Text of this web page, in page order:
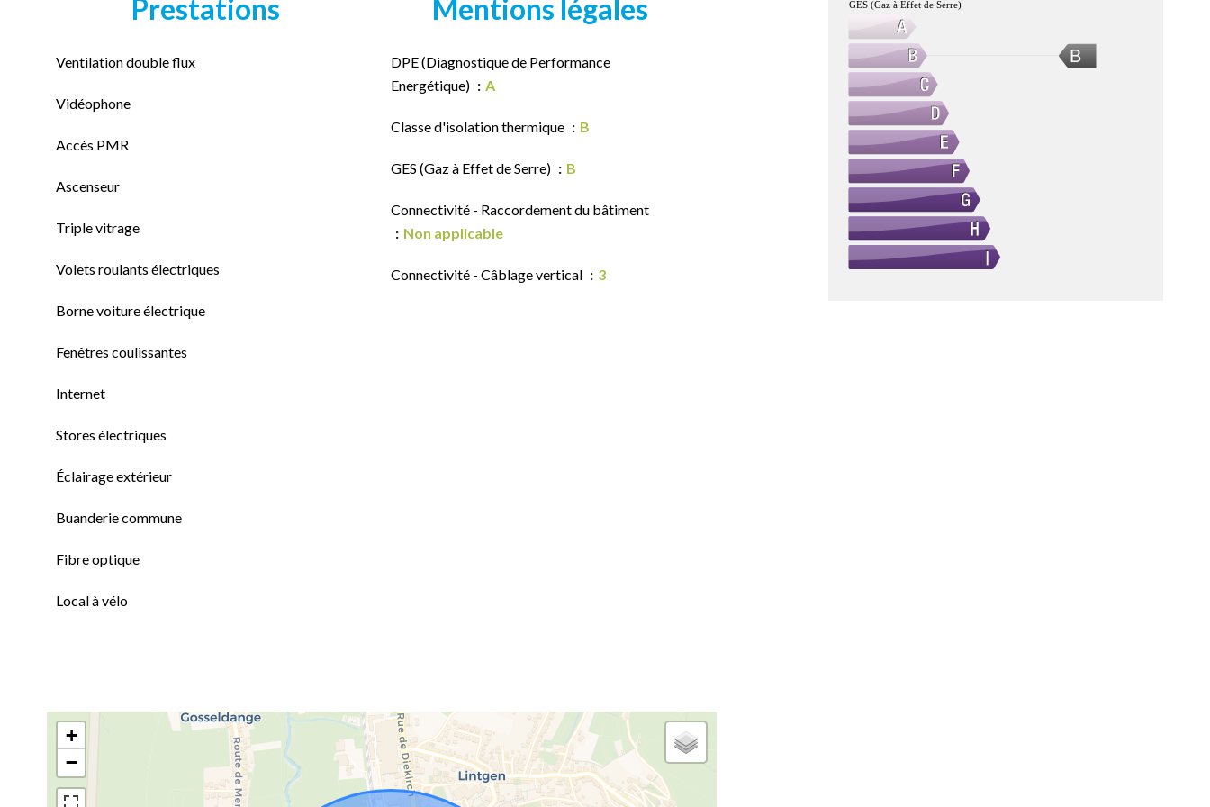
Prestations
Ventilation double flux
Vidéophone
Accès PMR
Ascenseur
Triple vitrage
Volets roulants électriques
Borne voiture électrique
Fenêtres coulissantes
Internet
Stores électriques
Éclairage extérieur
Buanderie commune
Fibre optique
Local à vélo
Mentions légales
DPE (Diagnostique de Performance
Energétique)
A
Classe d'isolation thermique B
GES (Gaz à Effet de Serre) B
Connectivité - Raccordement du bâtiment
Non applicable
Connectivité - Câblage vertical 3
+
−
B
GES (Gaz à Effet de Serre)